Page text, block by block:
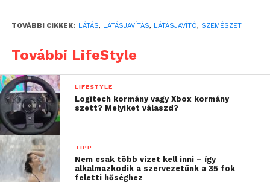
néhány órával később hazamehet.
Milyen típusú szürkehályog
műtétek léteznek?
A modern szemészetben többféle technológia és
műlencse közül lehet választani.
Hagyományos ultrahangos
műtét
TOVÁBBI CIKKEK: LÁTÁS, LÁTÁSJAVÍTÁS, LÁTÁSJAVÍTÓ, SZEMÉSZET
További LifeStyle
LIFESTYLE
Logitech kormány vagy Xbox kormány
szett? Melyiket válaszd?
TIPP
Nem csak több vizet kell inni – így
alkalmazkodik a szervezetünk a 35 fok
feletti hőséghez